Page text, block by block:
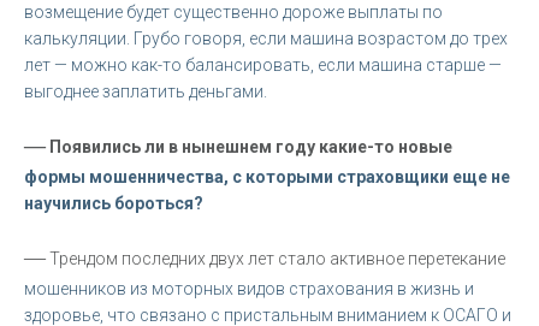
возмещение будет существенно дороже выплаты по
калькуляции. Грубо говоря, если машина возрастом до трех
лет — можно как-то балансировать, если машина старше —
выгоднее заплатить деньгами.
— Появились ли в нынешнем году какие-то новые
формы мошенничества, с которыми страховщики еще не
научились бороться?
—Трендом последних двух лет стало активное перетекание
мошенников из моторных видов страхования в жизнь и
здоровье, что связано с пристальным вниманием к ОСАГО и